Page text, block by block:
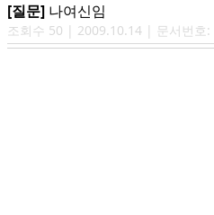
[질문] 나여신임
조회수 50 | 2009.10.14 | 문서번호: